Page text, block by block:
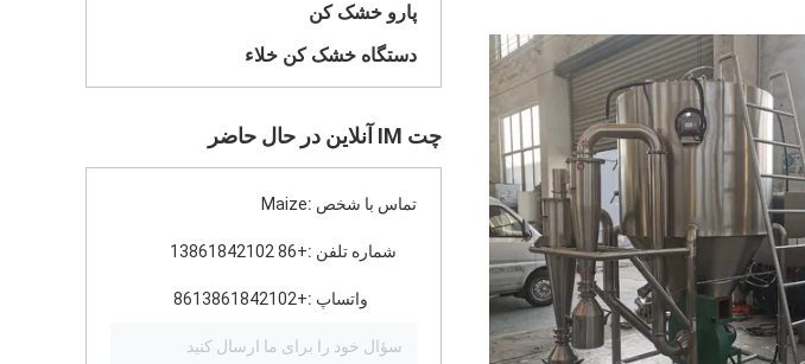
پارو خشک کن
دستگاه خشک کن خلاء
چت IM آنلاین در حال حاضر
تماس با شخص :Maize
شماره تلفن :+86 13861842102
واتساپ :+8613861842102